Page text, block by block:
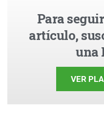
Para
artículo,
una
VER